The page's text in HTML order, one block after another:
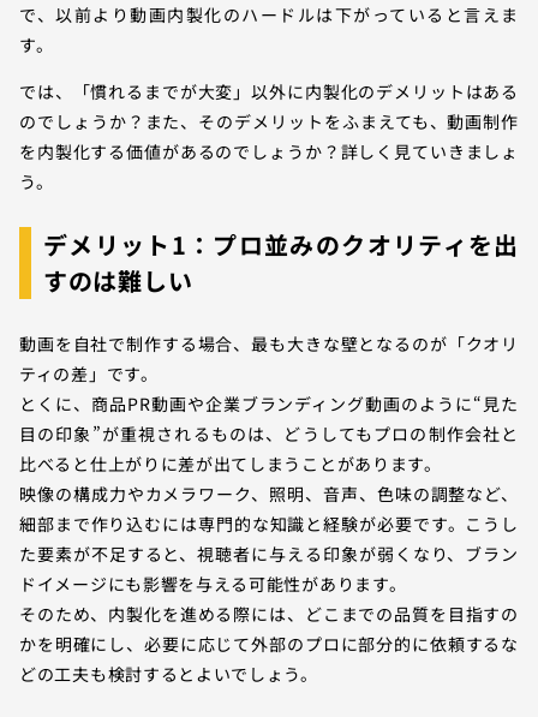
で、以前より動画内製化のハードルは下がっていると言えま
す。
では、「慣れるまでが大変」以外に内製化のデメリットはある
のでしょうか？また、そのデメリットをふまえても、動画制作
を内製化する価値があるのでしょうか？詳しく見ていきましょ
う。
デメリット1：プロ並みのクオリティを出
すのは難しい
動画を自社で制作する場合、最も大きな壁となるのが「クオリ
ティの差」です。
とくに、商品PR動画や企業ブランディング動画のように“見た
目の印象”が重視されるものは、どうしてもプロの制作会社と
比べると仕上がりに差が出てしまうことがあります。
映像の構成力やカメラワーク、照明、音声、色味の調整など、
細部まで作り込むには専門的な知識と経験が必要です。こうし
た要素が不足すると、視聴者に与える印象が弱くなり、ブラン
ドイメージにも影響を与える可能性があります。
そのため、内製化を進める際には、どこまでの品質を目指すの
かを明確にし、必要に応じて外部のプロに部分的に依頼するな
どの工夫も検討するとよいでしょう。